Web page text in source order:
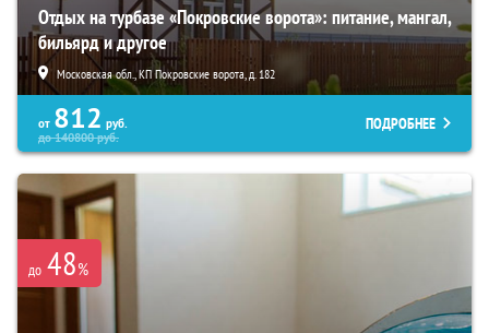
Отдых на турбазе «Покровские ворота»: питание, мангал,
бильярд и другое
Московская обл., КП Покровские ворота, д. 182
от 812 руб.
до140800руб.
ПОДРОБНЕЕ
до 48%